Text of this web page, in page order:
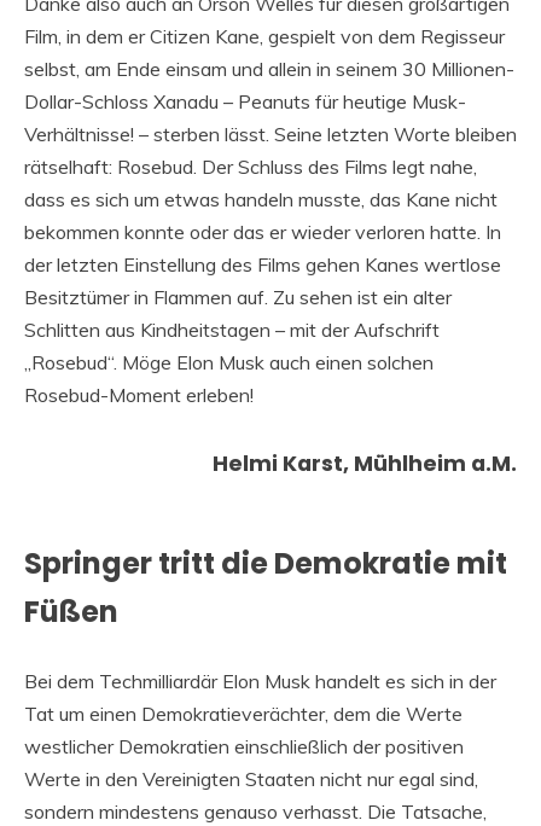
Film, in dem er Citizen Kane, gespielt von dem Regisseur
selbst, am Ende einsam und allein in seinem 30 Millionen-
Dollar-Schloss Xanadu – Peanuts für heutige Musk-
Verhältnisse! – sterben lässt. Seine letzten Worte bleiben
rätselhaft: Rosebud. Der Schluss des Films legt nahe,
dass es sich um etwas handeln musste, das Kane nicht
bekommen konnte oder das er wieder verloren hatte. In
der letzten Einstellung des Films gehen Kanes wertlose
Besitztümer in Flammen auf. Zu sehen ist ein alter
Schlitten aus Kindheitstagen – mit der Aufschrift
„Rosebud“. Möge Elon Musk auch einen solchen
Rosebud-Moment erleben!
Helmi Karst, Mühlheim a.M.
Springer tritt die Demokratie mit
Füßen
Bei dem Techmilliardär Elon Musk handelt es sich in der
Tat um einen Demokratieverächter, dem die Werte
westlicher Demokratien einschließlich der positiven
Werte in den Vereinigten Staaten nicht nur egal sind,
sondern mindestens genauso verhasst. Die Tatsache,